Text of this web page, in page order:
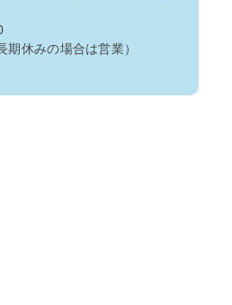
期休みの場合は営業）